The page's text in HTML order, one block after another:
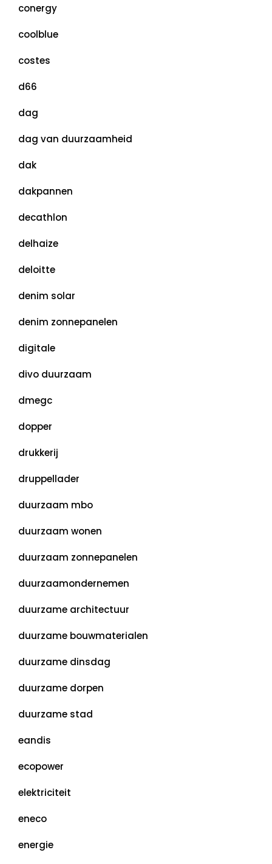
conergy
coolblue
costes
d66
dag
dag van duurzaamheid
dak
dakpannen
decathlon
delhaize
deloitte
denim solar
denim zonnepanelen
digitale
divo duurzaam
dmegc
dopper
drukkerij
druppellader
duurzaam mbo
duurzaam wonen
duurzaam zonnepanelen
duurzaamondernemen
duurzame architectuur
duurzame bouwmaterialen
duurzame dinsdag
duurzame dorpen
duurzame stad
eandis
ecopower
elektriciteit
eneco
energie